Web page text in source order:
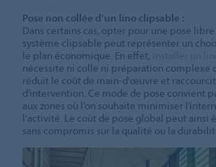
Pose non collée d’un lino clipsable :
Dans certains cas, opter pour une pose libre
système clipsable peut représenter un
le plan économique. En effet,
nécessite ni colle ni préparation complexe
réduit le coût de main-d'œuvre et
d’intervention. Ce mode de pose convient
aux zones où l’on souhaite minimiser
l’activité. Le coût de pose global peut ainsi
sans compromis sur la qualité ou la